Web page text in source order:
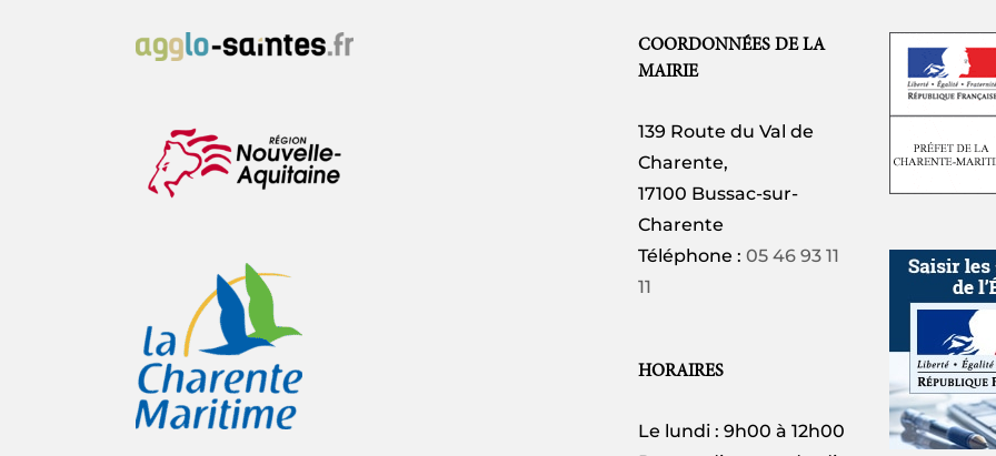
COORDONNÉES DE LA
MAIRIE
139 Route du Val de
Charente,
17100 Bussac-sur-
Charente
Téléphone : 05 46 93 11
11
HORAIRES
Le lundi : 9h00 à 12h00